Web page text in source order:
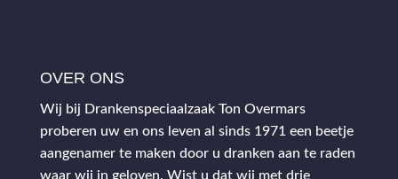
OVER ONS
Wij bij Drankenspeciaalzaak Ton Overmars
proberen uw en ons leven al sinds 1971 een beetje
aangenamer te maken door u dranken aan te raden
waar wij in geloven. Wist u dat wij met drie